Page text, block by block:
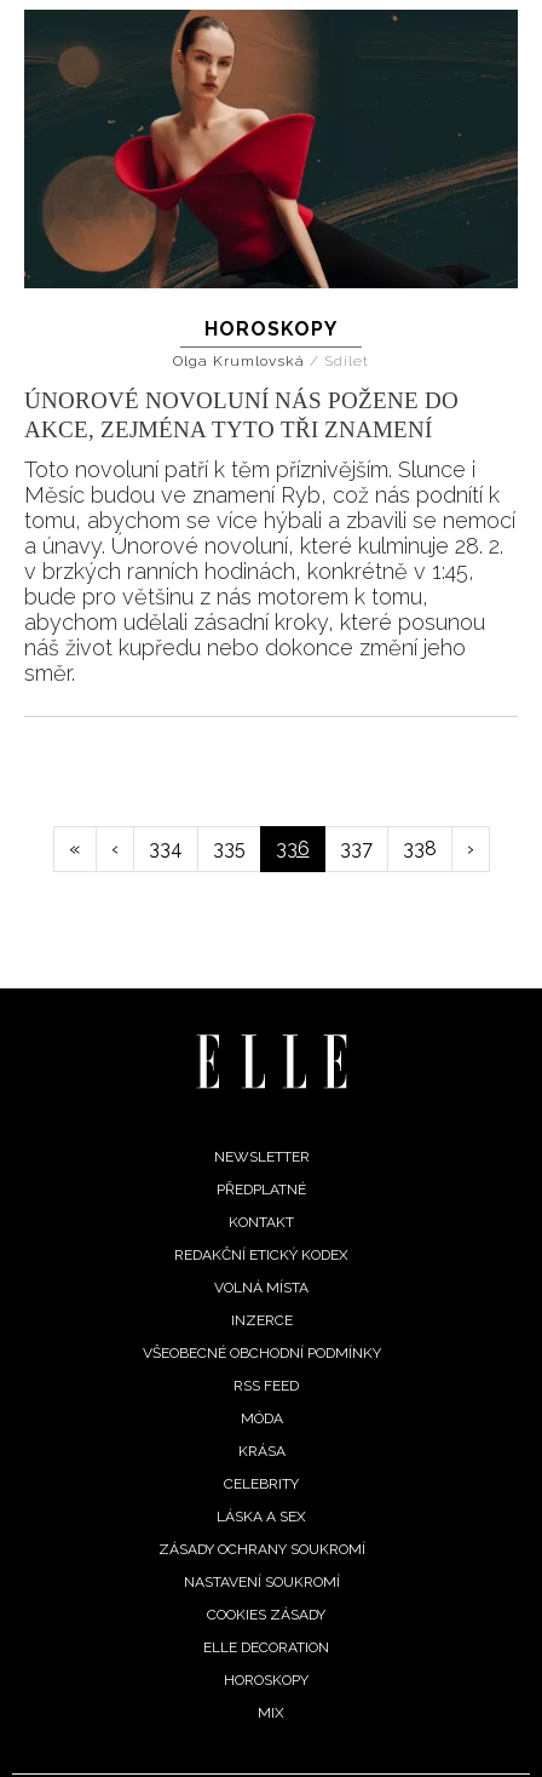
HOROSKOPY
Olga Krumlovská / Sdílet
ÚNOROVÉ NOVOLUNÍ NÁS POŽENE DO
AKCE, ZEJMÉNA TYTO TŘI ZNAMENÍ
Toto novoluní patří k těm příznivějším. Slunce i
Měsíc budou ve znamení Ryb, což nás podnítí k
tomu, abychom se více hýbali a zbavili se nemocí
a únavy. Únorové novoluní, které kulminuje 28. 2.
v brzkých ranních hodinách, konkrétně v 1:45,
bude pro většinu z nás motorem k tomu,
abychom udělali zásadní kroky, které posunou
náš život kupředu nebo dokonce změní jeho
směr.
First
page
«
Předchozí
stránka
‹ Page
334 Page
335
Aktuální
stránka
336 Page
337 Page
338
stránka
›
NEWSLETTER
PŘEDPLATNÉ
KONTAKT
REDAKČNÍ ETICKÝ KODEX
VOLNÁ MÍSTA
INZERCE
VŠEOBECNÉ OBCHODNÍ PODMÍNKY
RSS FEED
MÓDA
KRÁSA
CELEBRITY
LÁSKA A SEX
ZÁSADY OCHRANY SOUKROMÍ
NASTAVENÍ SOUKROMÍ
COOKIES ZÁSADY
ELLE DECORATION
HOROSKOPY
MIX